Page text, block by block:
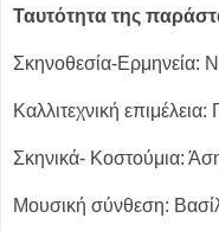
Ταυτότητα της
Σκηνοθεσία-Ερμηνεία:
Καλλιτεχνική
Σκηνικά- Κοστούμια:
Μουσική σύνθεση: